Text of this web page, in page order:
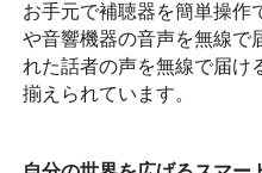
お手元で補聴器を簡単操作
や音響機器の音声を無線で
れた話者の声を無線で届け
揃えられています。